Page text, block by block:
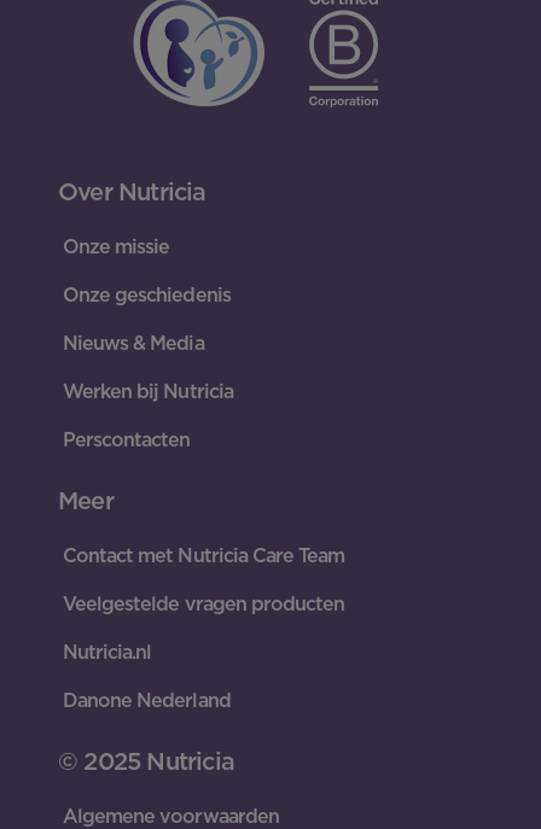
Over Nutricia
Onze missie
Onze geschiedenis
Nieuws & Media
Werken bij Nutricia
Perscontacten
Meer
Contact met Nutricia Care Team
Veelgestelde vragen producten
Nutricia.nl
Danone Nederland
© 2025 Nutricia
Algemene voorwaarden